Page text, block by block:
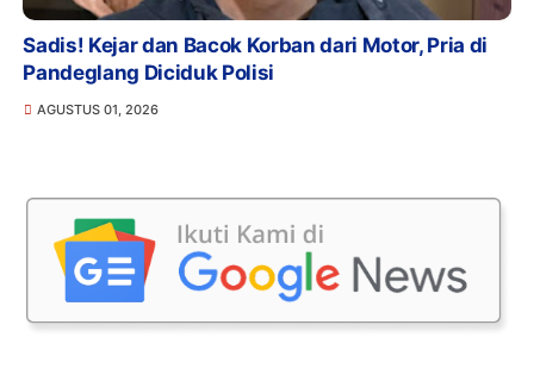
Sadis! Kejar dan Bacok Korban dari Motor, Pria di
Pandeglang Diciduk Polisi
AGUSTUS 01, 2026